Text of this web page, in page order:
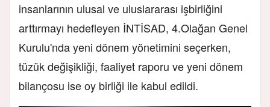
insanlarının ulusal ve uluslararası işbirliğini
arttırmayı hedefleyen İNTİSAD, 4.Olağan Genel
Kurulu'nda yeni dönem yönetimini seçerken,
tüzük değişikliği, faaliyet raporu ve yeni dönem
bilançosu ise oy birliği ile kabul edildi.